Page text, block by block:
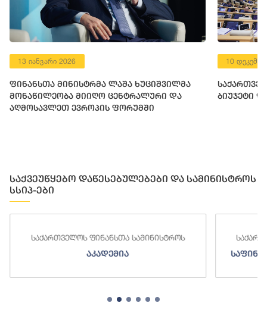
13 იანვარი 2026
ფინანსთა მინისტრმა ლაშა ხუციშვილმა
მონაწილეობა მიიღო ცენტრალური და
აღმოსავლეთ ევროპის ფორუმში
10
ბიუჯეტი
საქვეუწყებო დაწესებულებები და სამინისტროს
სსიპ-ები
საქართველოს ფინანსთა სამინისტროს
აკადემია